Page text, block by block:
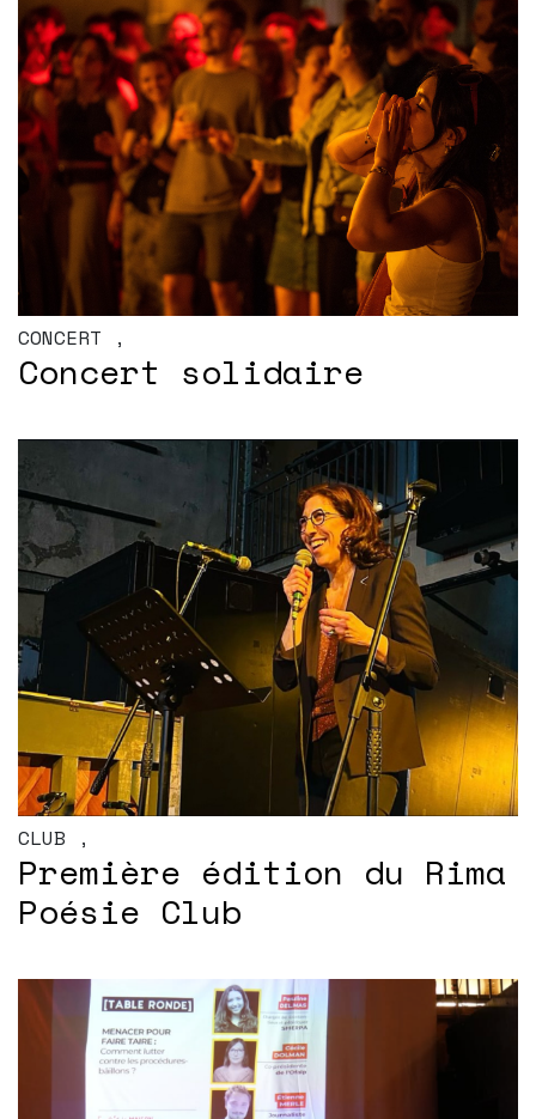
CONCERT ,
Concert solidaire
CLUB ,
Première édition du Rima
Poésie Club